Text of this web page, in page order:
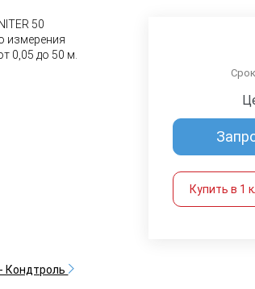
50
измерения
0,05 до 50 м.
Кондтроль
Купить в 1